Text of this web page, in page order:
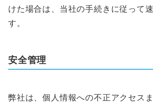
けた場合は、当社の手続きに従って
す。
安全管理
弊社は、個人情報への不正アクセス